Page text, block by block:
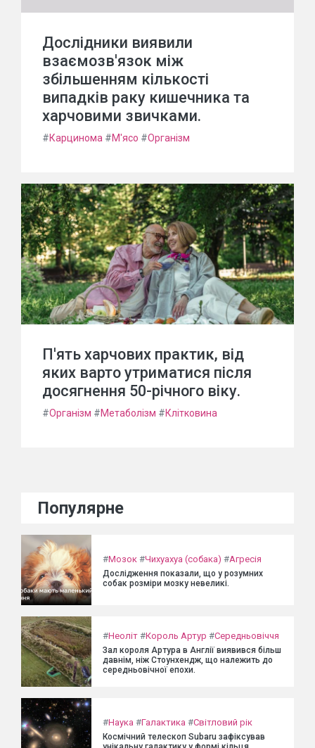
Дослідники виявили
взаємозв'язок між
збільшенням кількості
випадків раку кишечника та
харчовими звичками.
#Карцинома #М'ясо #Організм
П'ять харчових практик, від
яких варто утриматися після
досягнення 50-річного віку.
#Організм #Метаболізм #Клітковина
Популярне
#Мозок #Чихуахуа (собака) #Агресія
Дослідження показали, що у розумних
собак розміри мозку невеликі.
#Неоліт #Король Артур #Середньовіччя
Зал короля Артура в Англії виявився більш
давнім, ніж Стоунхендж, що належить до
середньовічної епохи.
#Наука #Галактика #Світловий рік
Космічний телескоп Subaru зафіксував